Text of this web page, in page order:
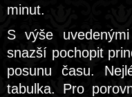
minut.
S výše
snazší pochopit
posunu času.
tabulka. Pro